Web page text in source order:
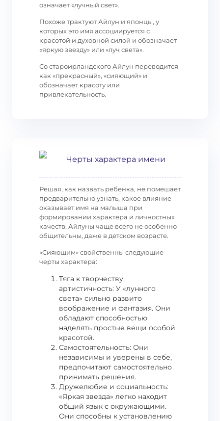
означает «лучный свет».
Похоже трактуют Айлун и японцы, у
которых это имя ассоциируется с
красотой и духовной силой и обозначает
«яркую звезду» или «луч света».
Со староирландского Айлун переводится
как «прекрасный», «сияющий» и
обозначает красоту или
привлекательность.
Черты характера имени
Решая, как назвать ребенка, не помешает
предварительно узнать, какое влияние
оказывает имя на малыша при
формировании характера и личностных
качеств. Айлуны чаще всего не особенно
общительны, даже в детском возрасте.
«Сияющим» свойственны следующие
черты характера:
Тяга к творчеству,
артистичность: У «лунного
света» сильно развито
воображение и фантазия. Они
обладают способностью
наделять простые вещи особой
красотой.
Самостоятельность: Они
независимы и уверены в себе,
предпочитают самостоятельно
принимать решения.
Дружелюбие и социальность:
«Яркая звезда» легко находит
общий язык с окружающими.
Они способны к установлению